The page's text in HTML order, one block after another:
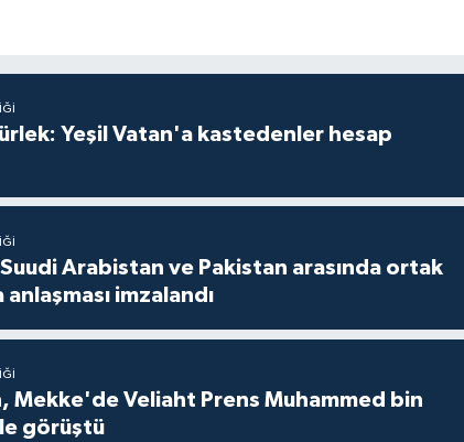
Yeşil Vatan'a kastedenler hesap
Arabistan ve Pakistan arasında ortak
anlaşması imzalandı
Mekke'de Veliaht Prens Muhammed bin
görüştü